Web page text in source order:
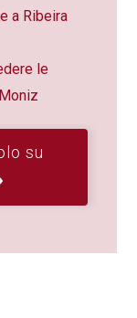
a Ribeira
le
su